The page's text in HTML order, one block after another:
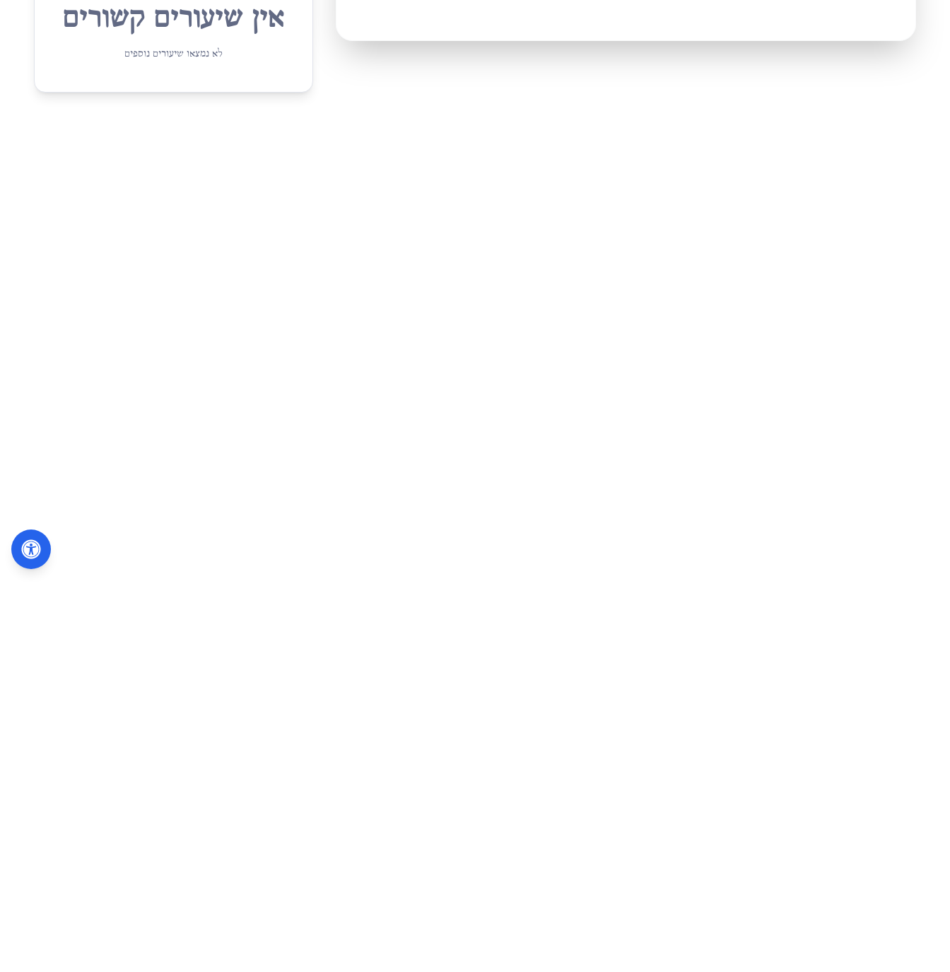
אין שיעורים קשורים
לא נמצאו שיעורים נוספים